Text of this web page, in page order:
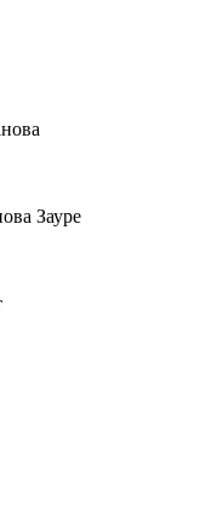
Зауре